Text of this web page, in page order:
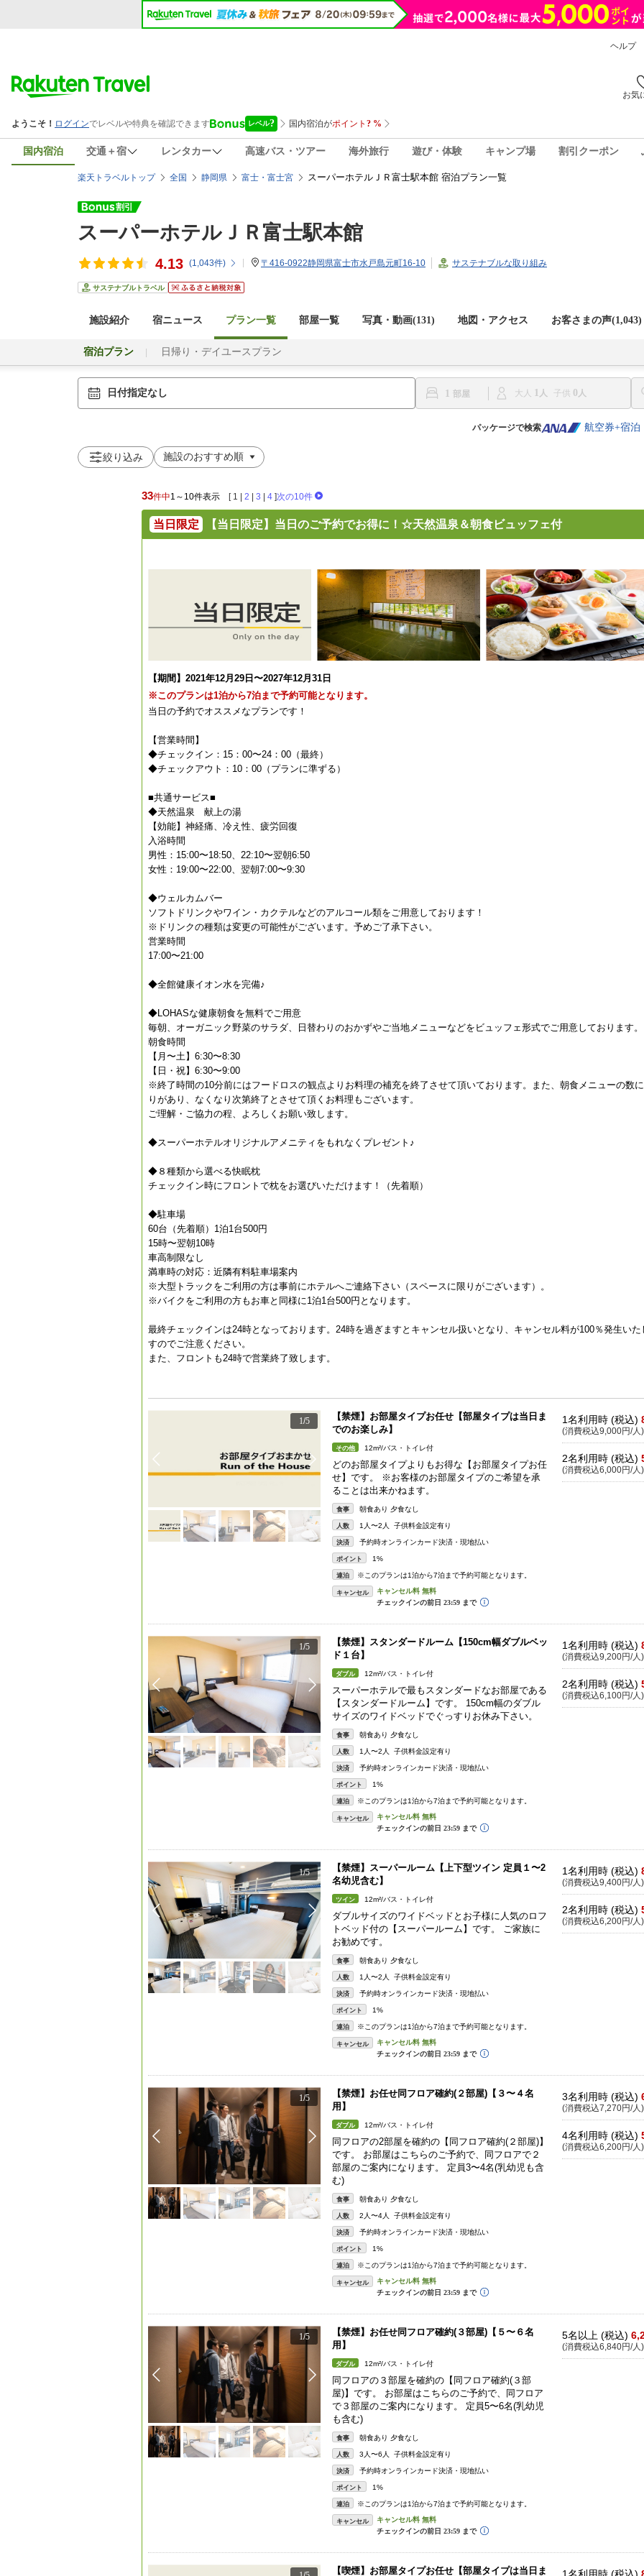
ヘルプ
お気
国内宿泊 交通＋宿 レンタカー 高速バス・ツアー 海外旅行 遊び・体験 キャンプ場 割引クーポン
楽天トラベルトップ 全国 静岡県 富士・富士宮 スーパーホテルＪＲ富士駅本館 宿泊プラン一覧
スーパーホテルＪＲ富士駅本館
4.13 (1,043件) 〒416-0922静岡県富士市水戸島元町16-10 サステナブルな取り組み
サステナブルトラベル
施設紹介 宿ニュース プラン一覧 部屋一覧 写真・動画(131) 地図・アクセス お客さまの声(1,043)
宿泊プラン 日帰り・デイユースプラン
日付指定なし 1 大人 1 子供 0
パッケージで検索 航空券+宿泊
絞り込み
33件中1～10件表示 [ 1 2 3 4 ]次の10件
当日限定 【当日限定】当日のご予約でお得に！☆天然温泉＆朝食ビュッフェ付
【期間】2021年12月29日〜2027年12月31日
※このプランは1泊から7泊まで予約可能となります。
当日の予約でオススメなプランです！
【営業時間】
◆チェックイン：15：00〜24：00（最終）
◆チェックアウト：10：00（プランに準ずる）
■共通サービス■
◆天然温泉 献上の湯
【効能】神経痛、冷え性、疲労回復
入浴時間
男性：15:00〜18:50、22:10〜翌朝6:50
女性：19:00〜22:00、翌朝7:00〜9:30
◆ウェルカムバー
ソフトドリンクやワイン・カクテルなどのアルコール類をご用意しております！
※ドリンクの種類は変更の可能性がございます。予めご了承下さい。
営業時間
17:00〜21:00
◆全館健康イオン水を完備♪
◆LOHASな健康朝食を無料でご用意
毎朝、オーガニック野菜のサラダ、日替わりのおかずやご当地メニューなどをビュッフェ形式でご用意しております。
朝食時間
【月〜土】6:30〜8:30
【日・祝】6:30〜9:00
※終了時間の10分前にはフードロスの観点よりお料理の補充を終了させて頂いております。また、朝食メニューの数
りがあり、なくなり次第終了とさせて頂くお料理もございます。
ご理解・ご協力の程、よろしくお願い致します。
◆スーパーホテルオリジナルアメニティをもれなくプレゼント♪
◆８種類から選べる快眠枕
チェックイン時にフロントで枕をお選びいただけます！（先着順）
◆駐車場
60台（先着順）1泊1台500円
15時〜翌朝10時
車高制限なし
満車時の対応：近隣有料駐車場案内
※大型トラックをご利用の方は事前にホテルへご連絡下さい（スペースに限りがございます）。
※バイクをご利用の方もお車と同様に1泊1台500円となります。
最終チェックインは24時となっております。24時を過ぎますとキャンセル扱いとなり、キャンセル料が100％発生いた
すのでご注意ください。
また、フロントも24時で営業終了致します。
1/5
【禁煙】お部屋タイプお任せ【部屋タイプは当日ま
でのお楽しみ】
その他 12m²/バス・トイレ付
どのお部屋タイプよりもお得な【お部屋タイプお任
せ】です。 ※お客様のお部屋タイプのご希望を承
ることは出来かねます。
食事 朝食あり 夕食なし
人数 1人〜2人 子供料金設定有り
決済 予約時オンラインカード決済・現地払い
ポイント 1%
連泊 ※このプランは1泊から7泊まで予約可能となります。
キャンセル
1名利用時 (税込)
(消費税込9,000円/人)
2名利用時 (税込)
(消費税込6,000円/人)
1/5
【禁煙】スタンダードルーム【150cm幅ダブルベッ
ド１台】
ダブル 12m²/バス・トイレ付
スーパーホテルで最もスタンダードなお部屋である
【スタンダードルーム】です。 150cm幅のダブル
サイズのワイドベッドでぐっすりお休み下さい。
食事 朝食あり 夕食なし
人数 1人〜2人 子供料金設定有り
決済 予約時オンラインカード決済・現地払い
ポイント 1%
連泊 ※このプランは1泊から7泊まで予約可能となります。
キャンセル
1名利用時 (税込)
(消費税込9,200円/人)
2名利用時 (税込)
(消費税込6,100円/人)
1/5
【禁煙】スーパールーム【上下型ツイン 定員１〜2
名幼児含む】
ツイン 12m²/バス・トイレ付
ダブルサイズのワイドベッドとお子様に人気のロフ
トベッド付の【スーパールーム】です。 ご家族に
お勧めです。
食事 朝食あり 夕食なし
人数 1人〜2人 子供料金設定有り
決済 予約時オンラインカード決済・現地払い
ポイント 1%
連泊 ※このプランは1泊から7泊まで予約可能となります。
キャンセル
1名利用時 (税込)
(消費税込9,400円/人)
2名利用時 (税込)
(消費税込6,200円/人)
1/5
【禁煙】お任せ同フロア確約(２部屋)【３〜４名
用】
ダブル 12m²/バス・トイレ付
同フロアの2部屋を確約の【同フロア確約(２部屋)】
です。 お部屋はこちらのご予約で、同フロアで２
部屋のご案内になります。 定員3〜4名(乳幼児も含
む)
食事 朝食あり 夕食なし
人数 2人〜4人 子供料金設定有り
決済 予約時オンラインカード決済・現地払い
ポイント 1%
連泊 ※このプランは1泊から7泊まで予約可能となります。
キャンセル
3名利用時 (税込)
(消費税込7,270円/人)
4名利用時 (税込)
(消費税込6,200円/人)
1/5
【禁煙】お任せ同フロア確約(３部屋)【５〜６名
用】
ダブル 12m²/バス・トイレ付
同フロアの３部屋を確約の【同フロア確約(３部
屋)】です。 お部屋はこちらのご予約で、同フロア
で３部屋のご案内になります。 定員5〜6名(乳幼児
も含む)
食事 朝食あり 夕食なし
人数 3人〜6人 子供料金設定有り
決済 予約時オンラインカード決済・現地払い
ポイント 1%
連泊 ※このプランは1泊から7泊まで予約可能となります。
キャンセル
5名以上 (税込)
(消費税込6,840円/人)
【喫煙】お部屋タイプお任せ【部屋タイプは当日ま